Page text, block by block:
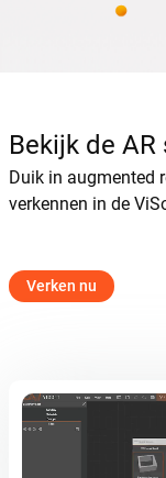
Bekijk de
Duik in augmented
verkennen in de
Verken nu